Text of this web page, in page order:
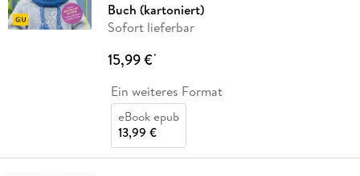
Buch (kartoniert)
Sofort lieferbar
15,99 €*
Ein weiteres Format
eBook epub
13,99 €